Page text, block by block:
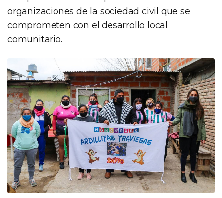
organizaciones de la sociedad civil que se
comprometen con el desarrollo local
comunitario.